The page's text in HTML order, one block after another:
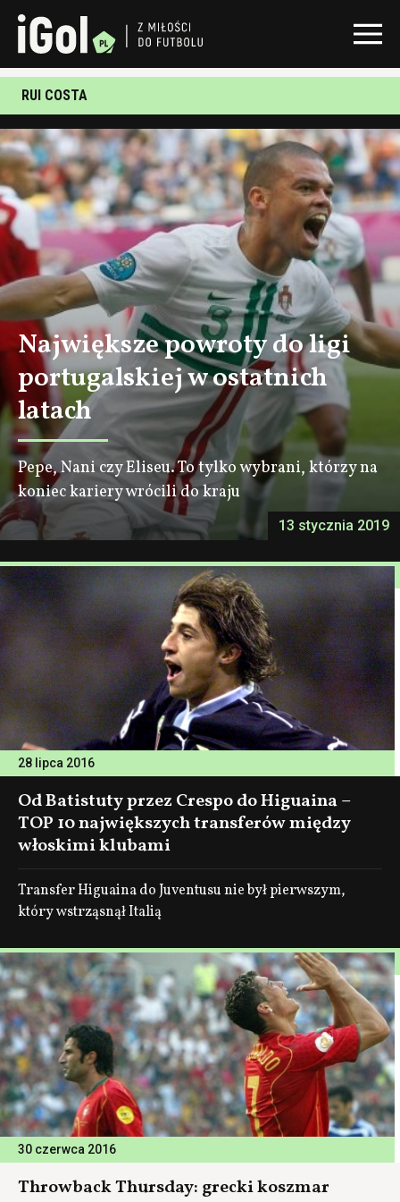
RUI COSTA
13 stycznia 2019
Największe powroty do ligi
portugalskiej w ostatnich
latach
Pepe, Nani czy Eliseu. To tylko wybrani, którzy na
koniec kariery wrócili do kraju
28 lipca 2016
Od Batistuty przez Crespo do Higuaina –
TOP 10 największych transferów między
włoskimi klubami
Transfer Higuaina do Juventusu nie był pierwszym,
który wstrząsnął Italią
30 czerwca 2016
Throwback Thursday: grecki koszmar